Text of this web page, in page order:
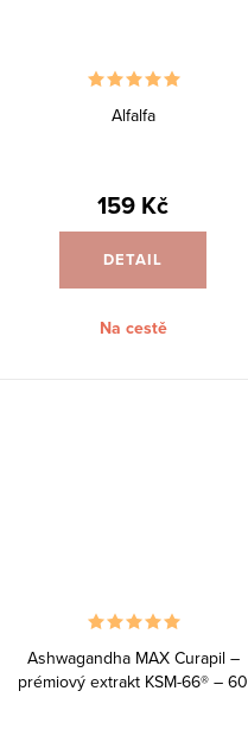
Alfalfa
159 Kč
DETAIL
Na cestě
Ashwagandha MAX Curapil –
prémiový extrakt KSM-66® – 60